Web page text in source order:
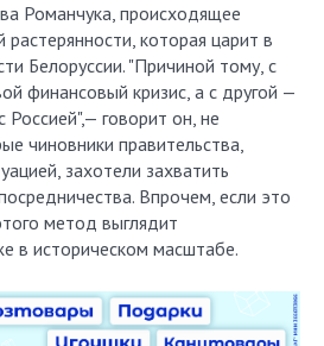
Романчука, происходящее
растерянности, которая царит в
Белоруссии. "Причиной тому, с
финансовый кризис, а с другой —
Россией",— говорит он, не
чиновники правительства,
захотели захватить
Впрочем, если это
метод выглядит
в историческом масштабе.